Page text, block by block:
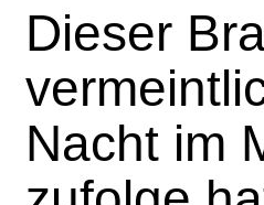
Dieser
Nacht im